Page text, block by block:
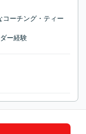
コーチング・ティー
ー経験